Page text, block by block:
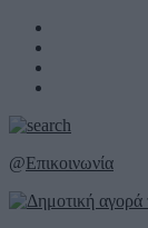
@Επικοινωνία